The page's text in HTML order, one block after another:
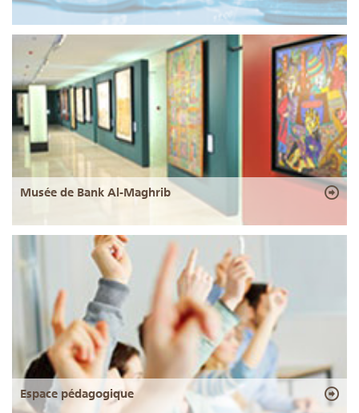
Musée de Bank Al-Maghrib
Espace pédagogique